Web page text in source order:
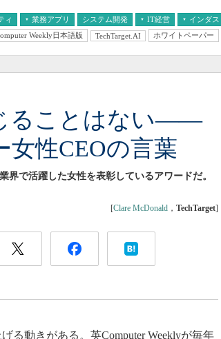
ィ 業務アプリ システム開発 IT経営
経営とIT
インダ
医療IT
Weekly日本語版 TechTarget.AI ホワイトペーパー
ることはない――
性CEOの言葉
界で活躍した女性を表彰しているアワードだ。
[Clare McDonald ， TechTarget]
動きがある。英Computer Weeklyが毎年